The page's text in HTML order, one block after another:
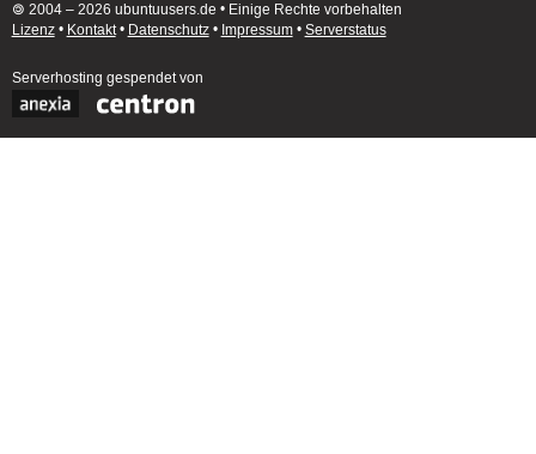
🄯 2004 – 2026 ubuntuusers.de • Einige Rechte vorbehalten
Lizenz• Kontakt• Datenschutz• Impressum• Serverstatus
Serverhosting gespendet von